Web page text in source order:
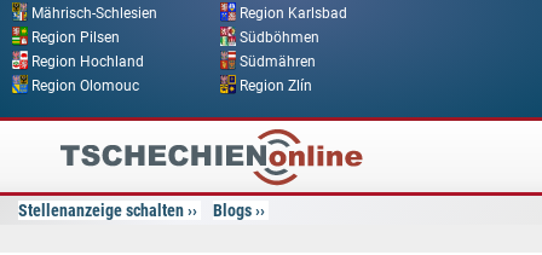
Mährisch-Schlesien
Region Karlsbad
Region Pilsen
Südböhmen
Region Hochland
Südmähren
Region Olomouc
Region Zlín
Tschechien
Online
Stellenanzeige schalten Blogs